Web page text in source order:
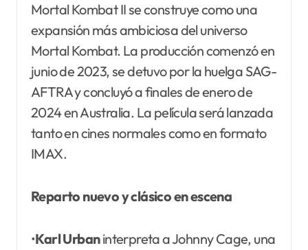
Mortal Kombat II se construye como una
expansión más ambiciosa del universo
Mortal Kombat. La producción comenzó en
junio de 2023, se detuvo por la huelga SAG-
AFTRA y concluyó a finales de enero de
2024 en Australia. La película será lanzada
tanto en cines normales como en formato
IMAX.
Reparto nuevo y clásico en escena
•Karl Urbaninterpreta a Johnny Cage, una